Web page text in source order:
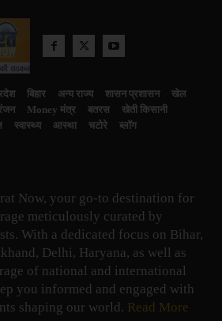
बिहार अन्य राज्य शासन प्रशासन
खेल
Money मंत्र बतरस
खेती किसानी
स्वास्थ्य आस्था चटोरे ब्लॉग
Now, your go-to destination for
meticulously curated by
With a dedicated focus on Bihar,
Delhi, Haryana, as well as
of national and international
you informed and engaged with
shaping our world. Read More